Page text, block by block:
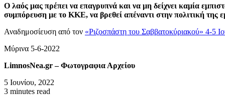
Ο λαός μας πρέπει να επαγρυπνά και να μη δείχνει καμία
συμπόρευση με το ΚΚΕ, να βρεθεί απέναντι στην πολιτική της
Αναδημοσίευση από τον «Ριζοσπάστη του Σαββατοκύριακού» 4-5
Μύρινα 5-6-2022
LimnosNea.gr – Φωτογραφια Αρχείου
5 Ιουνίου, 2022
3 minutes read